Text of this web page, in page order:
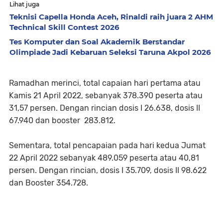
Lihat juga
Teknisi Capella Honda Aceh, Rinaldi raih juara 2 AHM
Technical Skill Contest 2026
Tes Komputer dan Soal Akademik Berstandar
Olimpiade Jadi Kebaruan Seleksi Taruna Akpol 2026
Ramadhan merinci, total capaian hari pertama atau
Kamis 21 April 2022, sebanyak 378.390 peserta atau
31,57 persen. Dengan rincian dosis I 26.638, dosis II
67.940 dan booster 283.812.
Sementara, total pencapaian pada hari kedua Jumat
22 April 2022 sebanyak 489.059 peserta atau 40,81
persen. Dengan rincian, dosis I 35.709, dosis II 98.622
dan Booster 354.728.